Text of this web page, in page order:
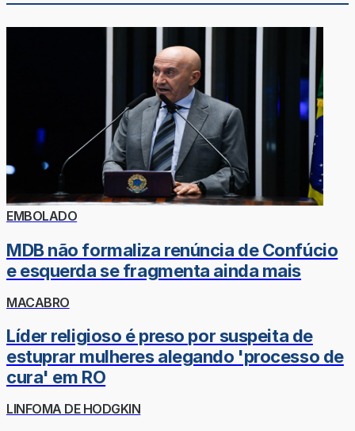
EMBOLADO
MDB não formaliza renúncia de Confúcio
e esquerda se fragmenta ainda mais
MACABRO
Líder religioso é preso por suspeita de
estuprar mulheres alegando 'processo de
cura' em RO
LINFOMA DE HODGKIN